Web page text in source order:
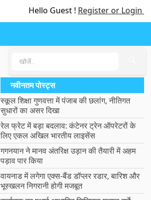
Hello Guest ! Register or Login
नवीनतम पोस्ट्स
स्कूल शिक्षा गुणवत्ता में पंजाब की छलांग, नीतिगत
सुधारों का असर दिखा
रेल फ्रेट में बड़ा बदलाव: कंटेनर ट्रेन ऑपरेटरों के
लिए एकल अखिल भारतीय लाइसेंस
गगनयान ने मानव अंतरिक्ष उड़ान की तैयारी में अहम
पड़ाव पार किया
वायनाड में लगेगा एक्स-बैंड डॉप्लर रडार, बारिश और
भूस्खलन निगरानी होगी मजबूत